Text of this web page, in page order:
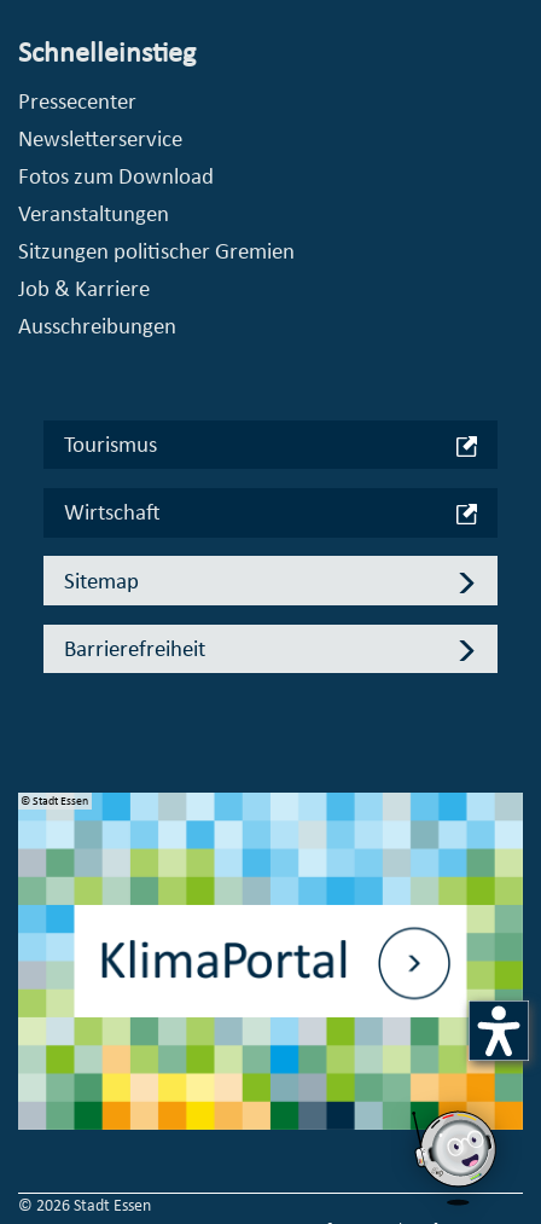
Schnelleinstieg
Pressecenter
Newsletterservice
Fotos zum Download
Veranstaltungen
Sitzungen politischer Gremien
Job & Karriere
Ausschreibungen
Tourismus
Wirtschaft
Sitemap
Barrierefreiheit
© Stadt Essen
© 2026 Stadt Essen